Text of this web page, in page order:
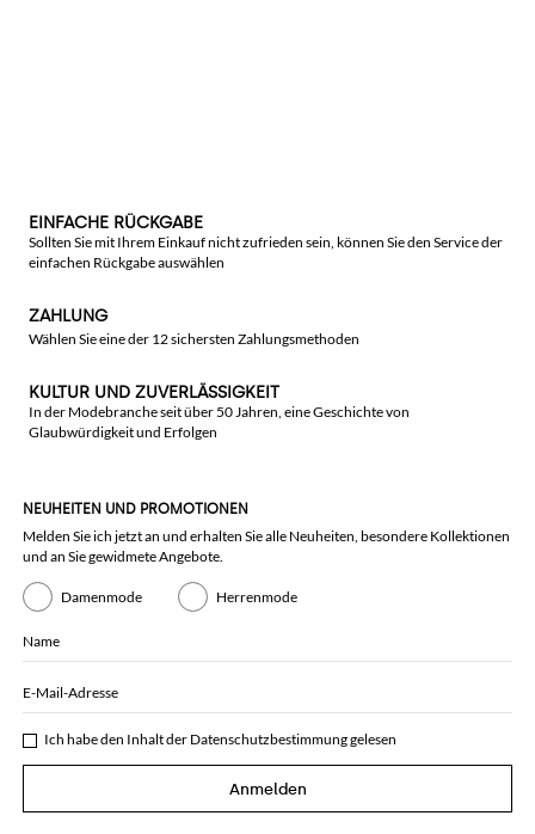
EINFACHE RÜCKGABE
Sollten Sie mit Ihrem Einkauf nicht zufrieden sein, können Sie den Service der
einfachen Rückgabe auswählen
ZAHLUNG
Wählen Sie eine der 12 sichersten Zahlungsmethoden
KULTUR UND ZUVERLÄSSIGKEIT
In der Modebranche seit über 50 Jahren, eine Geschichte von
Glaubwürdigkeit und Erfolgen
NEUHEITEN UND PROMOTIONEN
Melden Sie ich jetzt an und erhalten Sie alle Neuheiten, besondere Kollektionen
und an Sie gewidmete Angebote.
Damenmode Herrenmode
Name
E-Mail-Adresse
Ich habe den Inhalt der Datenschutzbestimmunggelesen
Anmelden